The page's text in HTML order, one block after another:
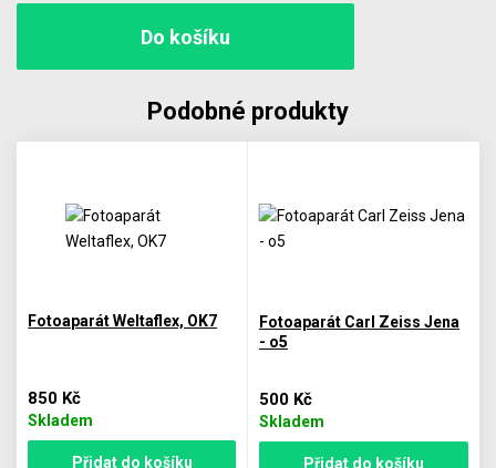
Podobné produkty
Fotoaparát Weltaflex, OK7
850 Kč
Skladem
Přidat do košíku
Fotoaparát Carl Zeiss Jena
- o5
500 Kč
Skladem
Přidat do košíku